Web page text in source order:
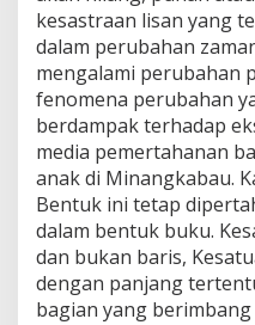
kesastraan lisan yang
dalam perubahan
mengalami perubahan
fenomena perubahan
berdampak terhadap
media pemertahanan
anak di Minangkabau.
Bentuk ini tetap
dalam bentuk buku.
dan bukan baris,
dengan panjang
bagian yang berimbang